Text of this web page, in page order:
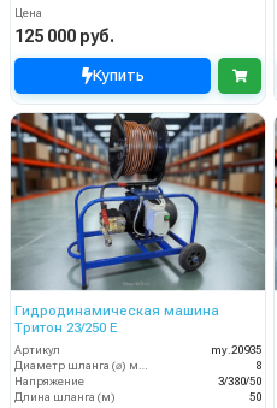
Цена
125 000 руб.
Купить
Гидродинамическая машина
Тритон 23/250 Е
Артикул
my.20935
8
Напряжение
3/380/50
Длина шланга (м)
50